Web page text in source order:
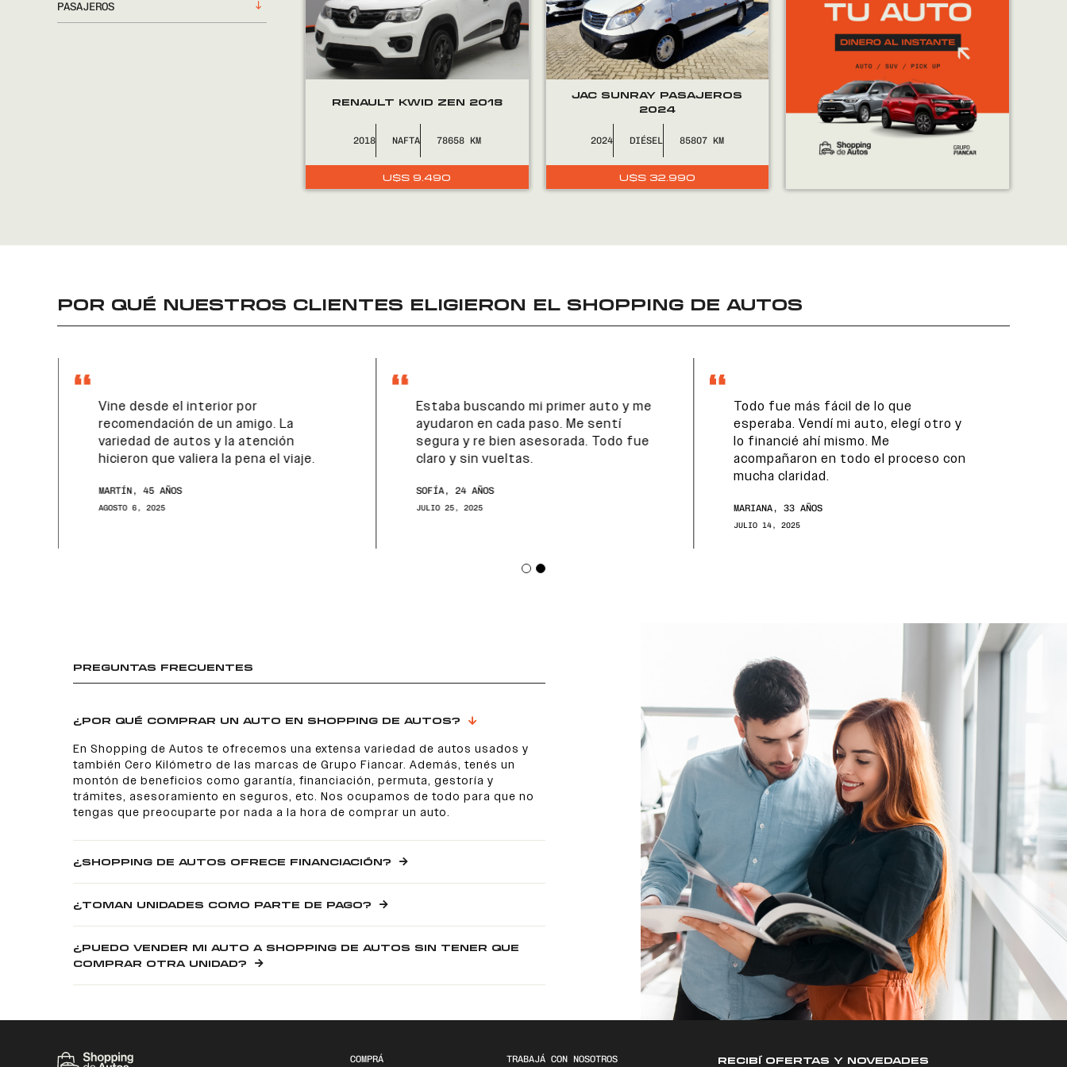
PASAJEROS
U$S
8.900.
U$S
8.490.
RENAULT KWID ZEN 2018
2018 NAFTA 78658
U$S9.490
JAC SUNRAY PASAJEROS
2024
2024 DIÉSEL 85807
U$S 32.990
POR QUÉ NUESTROS CLIENTES ELIGIERON EL SHOPPING DE AUTOS
Vine desde el interior por
recomendación de un amigo. La
variedad de autos y la atención
hicieron que valiera la pena el viaje.
MARTÍN, 45 AÑOS
AGOSTO 6, 2025
Estaba buscando mi primer auto y me
ayudaron en cada paso. Me sentí
segura y re bien asesorada. Todo fue
claro y sin vueltas.
SOFÍA, 24 AÑOS
JULIO 25, 2025
Todo fue más fácil de lo que
esperaba. Vendí mi auto, elegí otro y
lo financié ahí mismo. Me
acompañaron en todo el proceso con
mucha claridad.
MARIANA, 33 AÑOS
JULIO 14, 2025
PREGUNTAS FRECUENTES
¿POR QUÉ COMPRAR UN AUTO EN SHOPPING DE AUTOS?
En Shopping de Autos te ofrecemos una extensa variedad de autos usados y
también Cero Kilómetro de las marcas de Grupo Fiancar. Además, tenés un
montón de beneficios como garantía, financiación, permuta, gestoría y
trámites, asesoramiento en seguros, etc. Nos ocupamos de todo para que no
tengas que preocuparte por nada a la hora de comprar un auto.
¿SHOPPING DE AUTOS OFRECE FINANCIACIÓN?
¿TOMAN UNIDADES COMO PARTE DE PAGO?
¿PUEDO VENDER MI AUTO A SHOPPING DE AUTOS SIN TENER QUE
COMPRAR OTRA UNIDAD?
COMPRÁ TRABAJÁ CON NOSOTROS RECIBÍ OFERTAS Y NOVEDADES